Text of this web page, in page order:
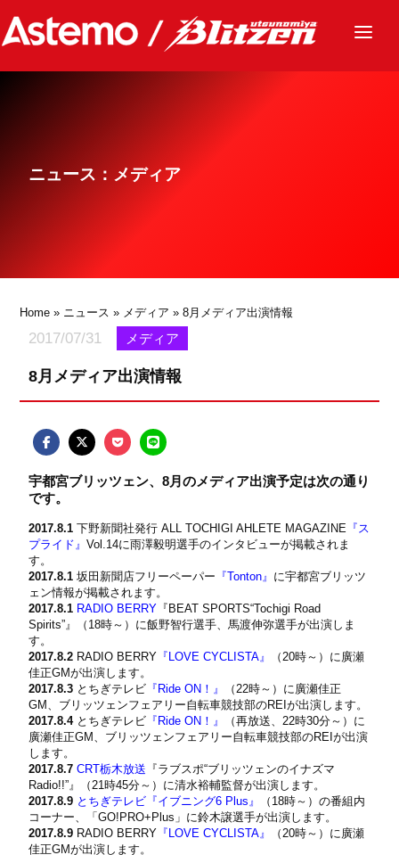
ニュース
グッズ
ニュース：メディア
Home » ニュース » メディア » 8月メディア出演情報
2017/07/31 メディア
8月メディア出演情報
宇都宮ブリッツェン、8月のメディア出演予定は次の通り
です。
2017.8.1 下野新聞社発行 ALL TOCHIGI AHLETE MAGAZINE 『ス
プライド』Vol.14に雨澤毅明選手のインタビューが掲載されま
す。
2017.8.1 坂田新聞店フリーペーパー 『Tonton』 に宇都宮ブリッツ
ェン情報が掲載されます。
2017.8.1 RADIO BERRY 『BEAT SPORTS“Tochigi Road
Spirits”』（18時～）に飯野智行選手、馬渡伸弥選手が出演しま
す。
2017.8.2 RADIO BERRY 『LOVE CYCLISTA』
（20時～）に廣瀬
佳正GMが出演します。
2017.8.3 とちぎテレビ 『Ride ON！』
（22時～）に廣瀬佳正
GM、ブリッツェンフェアリー自転車競技部のREIが出演します。
2017.8.4とちぎテレビ 『Ride ON！』
（再放送、22時30分～）に
廣瀬佳正GM、ブリッツェンフェアリー自転車競技部のREIが出演
します。
2017.8.7 CRT栃木放送 『ラブスポ“ブリッツェンのイナズマ
Radio!!”』（21時45分～）に清水裕輔監督が出演します。
2017.8.9 とちぎテレビ『イブニング6 Plus』
（18時～）の番組内
コーナー、「GO!PRO+Plus」に鈴木譲選手が出演します。
2017.8.9 RADIO BERRY 『LOVE CYCLISTA』
（20時～）に廣瀬
佳正GMが出演します。